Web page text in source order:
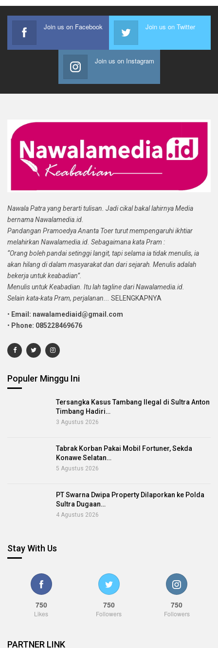
Join us on Facebook Join us on Twitter
Join us on Instagram
Nawala Patra yang berarti tulisan. Jadi cikal bakal lahirnya Media
bernama Nawalamedia.id.
Pandangan Pramoedya Ananta Toer turut mempengaruhi ikhtiar
melahirkan Nawalamedia.id. Sebagaimana kata Pram :
“Orang boleh pandai setinggi langit, tapi selama ia tidak menulis, ia
akan hilang di dalam masyarakat dan dari sejarah. Menulis adalah
bekerja untuk keabadian”.
Menulis untuk Keabadian. Itu lah tagline dari Nawalamedia.id.
Selain kata-kata Pram, perjalanan...
SELENGKAPNYA
• Email: nawalamediaid@gmail.com
• Phone: 085228469676
Populer Minggu Ini
Tersangka Kasus Tambang Ilegal di Sultra Anton
Timbang Hadiri…
3 Agustus 2026
Tabrak Korban Pakai Mobil Fortuner, Sekda
Konawe Selatan…
5 Agustus 2026
PT Swarna Dwipa Property Dilaporkan ke Polda
Sultra Dugaan…
4 Agustus 2026
Stay With Us
750
Likes
750
Followers
750
Followers
PARTNER LINK